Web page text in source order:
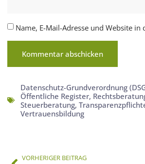
Name, E-Mail-Adresse und Website
Datenschutz-Grundverordnung
Öffentliche Register,
Steuerberatung,
Vertrauensbildung
VORHERIGER BEITRAG